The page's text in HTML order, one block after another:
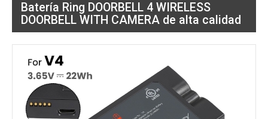
Batería Ring DOORBELL 4 WIRELESS
DOORBELL WITH CAMERA de alta calidad